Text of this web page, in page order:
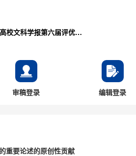
重庆大学期刊社在全国高校文科学报第六届评优活动中获佳绩
审稿登录 编辑登录
重要论述的原创性贡献